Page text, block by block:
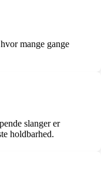
mange gange
slanger er
holdbarhed.